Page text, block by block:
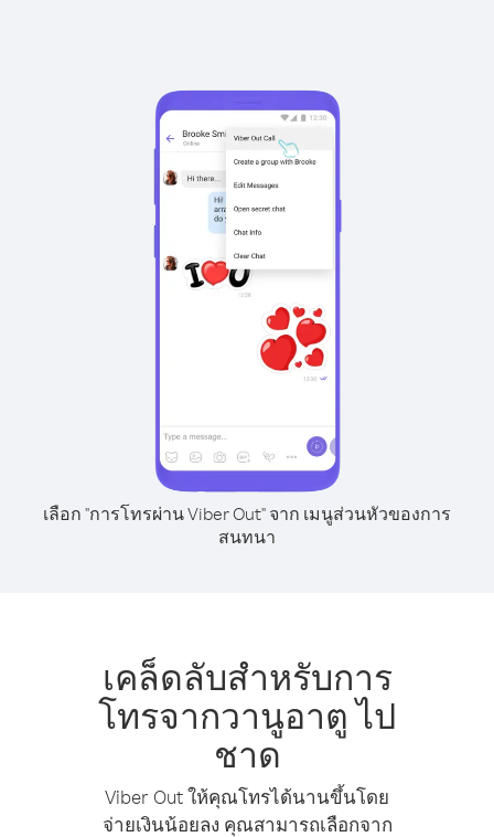
เลือก "การโทรผ่าน Viber Out" จาก เมนูส่วนหัวของการ
สนทนา
เคล็ดลับสำหรับการ
โทรจากวานูอาตู ไป
ชาด
Viber Out ให้คุณโทรได้นานขึ้นโดย
จ่ายเงินน้อยลง คุณสามารถเลือกจาก